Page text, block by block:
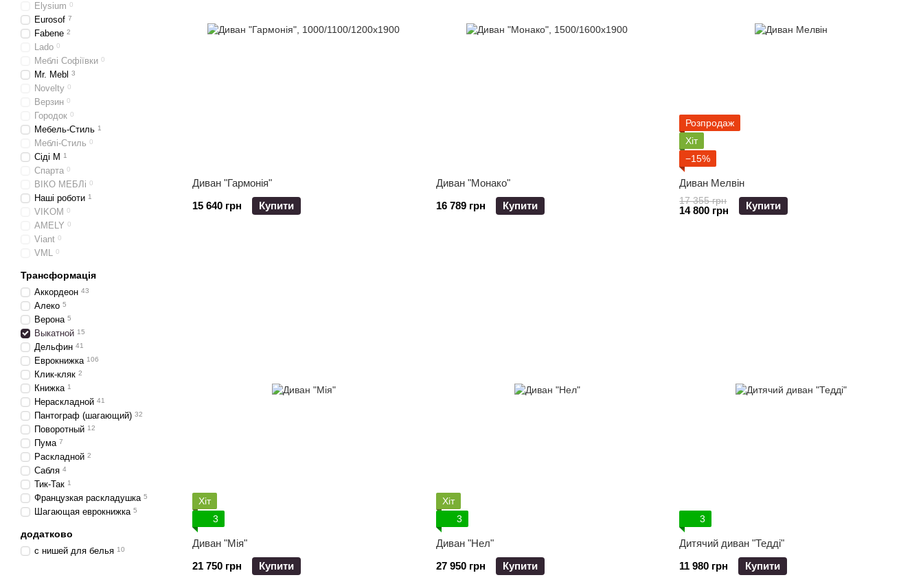
Диван "Гармонія"
15 640 грн
Купити
Диван "Монако"
16 789 грн
Купити
Розпродаж
Хіт
−15%
Диван Мелвін
17 355 грн
14 800 грн Купити
Хіт
3
Диван "Мія"
21 750 грн
Купити
Хіт
3
Диван "Нел"
27 950 грн
Купити
3
Дитячий диван "Тедді"
11 980 грн
Купити
Elysium 0
Eurosof 7
Fabene 2
Lado 0
Меблі Софіївки 0
Mr. Mebl 3
Novelty 0
Верзин 0
Городок 0
Мебель-Стиль 1
Меблі-Стиль 0
Сіді М 1
Спарта 0
ВІКО МЕБЛі 0
Наші роботи 1
VIKOM 0
AMELY 0
Viant 0
VML 0
Трансформація
Аккордеон 43
Алеко 5
Верона 5
Выкатной 15
Дельфин 41
Еврокнижка 106
Клик-кляк 2
Книжка 1
Нераскладной 41
Пантограф (шагающий) 32
Поворотный 12
Пума 7
Раскладной 2
Сабля 4
Тик-Так 1
Французкая раскладушка 5
Шагающая еврокнижка 5
додатково
с нишей для белья 10